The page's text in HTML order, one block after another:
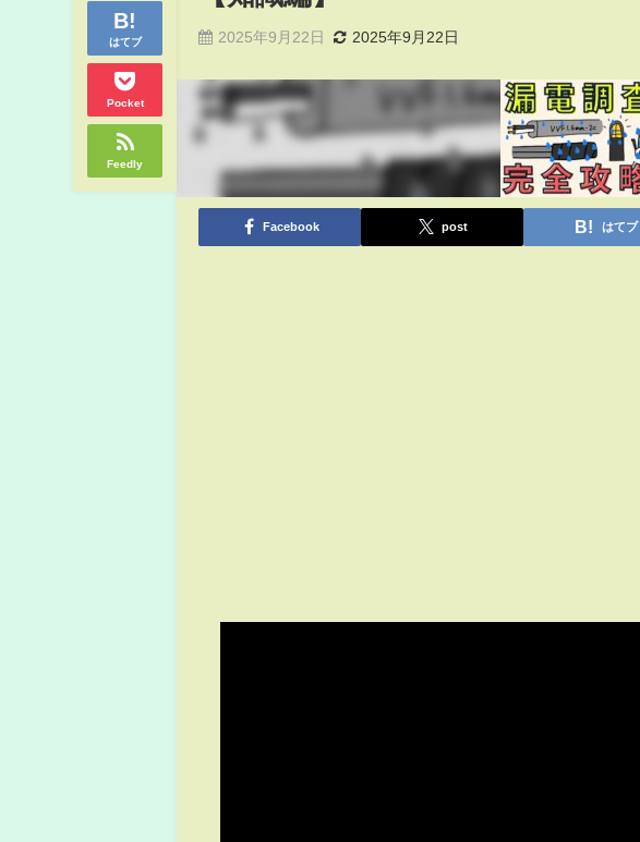
はてブ
Pocket
Feedly
2025年9月22日 2025年9月22日
Facebook post はてブ